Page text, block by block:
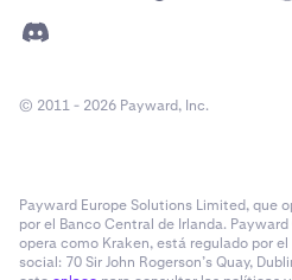
© 2011 - 2026 Payward, Inc.
Payward Europe Solutions Limited, que
por el Banco Central de Irlanda.
opera como Kraken, está regulado por
social: 70 Sir John Rogerson’s Quay,